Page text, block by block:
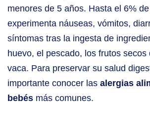
menores de 5 años. Hasta el 6%
experimenta náuseas, vómitos,
síntomas tras la ingesta de
huevo, el pescado, los frutos secos
vaca. Para preservar su salud
importante conocer las alergias
bebés más comunes.